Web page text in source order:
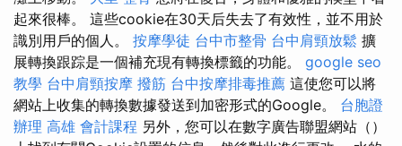
起來很棒。 這些cookie在30天后失去了有效性，並不用於
識別用戶的個人。 按摩學徒 台中市整骨 台中肩頸放鬆 擴
展轉換跟踪是一個補充現有轉換標籤的功能。 google seo
教學 台中肩頸按摩 撥筋 台中按摩排毒推薦 這使您可以將
網站上收集的轉換數據發送到加密形式的Google。 台胞證
辦理 高雄 會計課程 另外，您可以在數字廣告聯盟網站（）